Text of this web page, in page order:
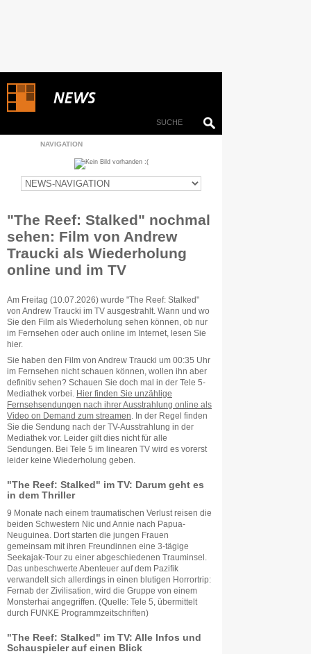
NAVIGATION
"The Reef: Stalked" nochmal
sehen: Film von Andrew
Traucki als Wiederholung
online und im TV
Am Freitag (10.07.2026) wurde "The Reef: Stalked"
von Andrew Traucki im TV ausgestrahlt. Wann und wo
Sie den Film als Wiederholung sehen können, ob nur
im Fernsehen oder auch online im Internet, lesen Sie
hier.
Sie haben den Film von Andrew Traucki um 00:35 Uhr
im Fernsehen nicht schauen können, wollen ihn aber
definitiv sehen? Schauen Sie doch mal in der Tele 5-
Mediathek vorbei.
Hier finden Sie unzählige
Fernsehsendungen nach ihrer Ausstrahlung online als
Video on Demand zum streamen . In der Regel finden
Sie die Sendung nach der TV-Ausstrahlung in der
Mediathek vor. Leider gilt dies nicht für alle
Sendungen. Bei Tele 5 im linearen TV wird es vorerst
leider keine Wiederholung geben.
"The Reef: Stalked" im TV: Darum geht es
in dem Thriller
9 Monate nach einem traumatischen Verlust reisen die
beiden Schwestern Nic und Annie nach Papua-
Neuguinea. Dort starten die jungen Frauen
gemeinsam mit ihren Freundinnen eine 3-tägige
Seekajak-Tour zu einer abgeschiedenen Trauminsel.
Das unbeschwerte Abenteuer auf dem Pazifik
verwandelt sich allerdings in einen blutigen Horrortrip:
Fernab der Zivilisation, wird die Gruppe von einem
Monsterhai angegriffen. (Quelle: Tele 5, übermittelt
durch FUNKE Programmzeitschriften)
"The Reef: Stalked" im TV: Alle Infos und
Schauspieler auf einen Blick